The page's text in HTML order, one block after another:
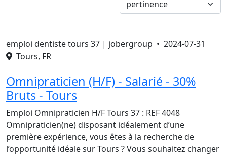
emploi dentiste tours 37 | jobergroup • 2024-07-31
Tours, FR
Omnipraticien (H/F) - Salarié - 30%
Bruts - Tours
Emploi Omnipraticien H/F Tours 37 : REF 4048
Omnipraticien(ne) disposant idéalement d’une
première expérience, vous êtes à la recherche de
l’opportunité idéale sur Tours ? Vous souhaitez changer